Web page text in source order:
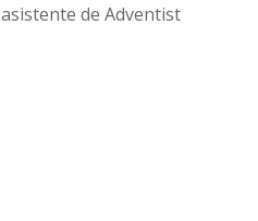
de Adventist